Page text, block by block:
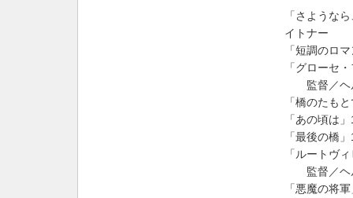
「さような
イトナー
「短調のロ
「グローセ
監督／ヘ
「橋のたも
「あの頃は」
「最後の橋」
「ルートヴ
監督／ヘ
「悪魔の将